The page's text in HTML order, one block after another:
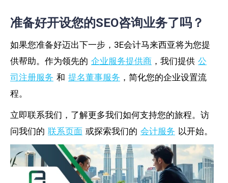
准备好开设您的SEO咨询业务了吗？
如果您准备好迈出下一步，3E会计马来西亚将为您提
供帮助。作为领先的 企业服务提供商 ，我们提供 公
司注册服务 和 提名董事服务 ，简化您的企业设置流
程。
立即联系我们，了解更多我们如何支持您的旅程。访
问我们的 联系页面 或探索我们的 会计服务 以开始。